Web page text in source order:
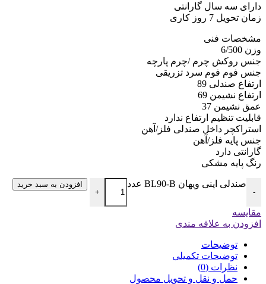
دارای سه سال گارانتی
زمان تحویل 7 روز کاری
مشخصات فنی
وزن 6/500
جنس روکش چرم /چرم پارچه
جنس فوم فوم سرد تزریقی
ارتفاع صندلی 89
ارتفاع نشیمن 69
عمق نشیمن 37
قابلیت تنظیم ارتفاع ندارد
استراکچر داخل صندلی فلز/آهن
جنس پایه فلز/آهن
گارانتی دارد
رنگ پایه مشکی
-
صندلی اپنی ویهان BL90-B عدد
+
افزودن به سبد خرید
مقایسه
افزودن به علاقه مندی
توضیحات
توضیحات تکمیلی
نظرات (0)
حمل و نقل و تحویل محصول